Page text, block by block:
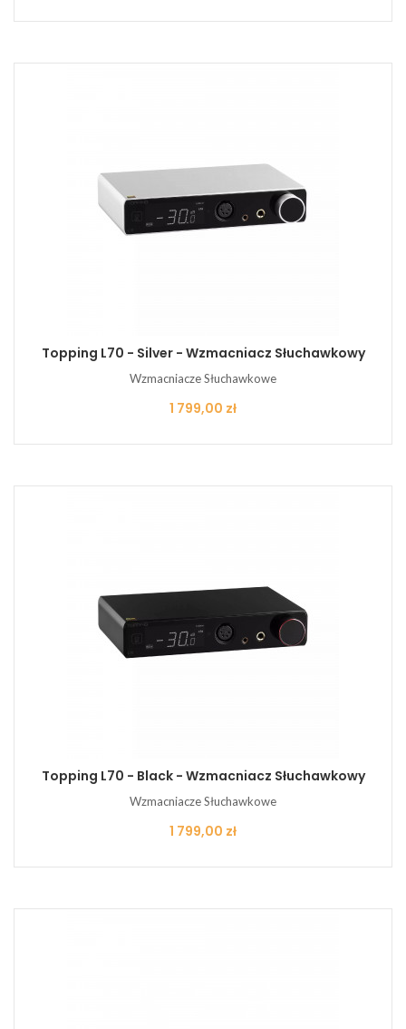
Topping L70 - Silver - Wzmacniacz Słuchawkowy
Wzmacniacze Słuchawkowe
Cena
1 799,00 zł
Topping L70 - Black - Wzmacniacz Słuchawkowy
Wzmacniacze Słuchawkowe
Cena
1 799,00 zł